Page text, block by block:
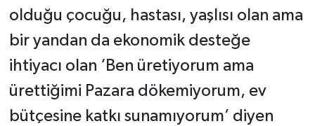
olduğu çocuğu, hastası, yaşlısı olan ama
bir yandan da ekonomik desteğe
ihtiyacı olan ‘Ben üretiyorum ama
ürettiğimi Pazara dökemiyorum, ev
bütçesine katkı sunamıyorum’ diyen